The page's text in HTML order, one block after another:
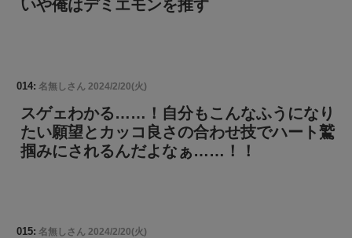
いや俺はデミエモンを推す
014: 名無しさん 2024/2/20(火)
スゲェわかる……！自分もこんなふうになり
たい願望とカッコ良さの合わせ技でハート鷲
掴みにされるんだよなぁ……！！
015: 名無しさん 2024/2/20(火)